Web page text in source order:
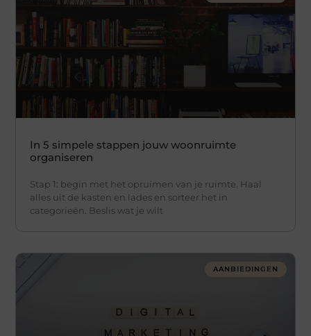
In 5 simpele stappen jouw woonruimte
organiseren
Stap 1: begin met het opruimen van je ruimte. Haal
alles uit de kasten en lades en sorteer het in
categorieën. Beslis wat je wilt
AANBIEDINGEN